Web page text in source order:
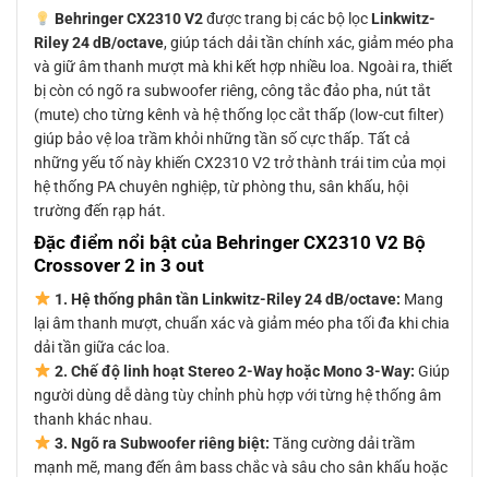
Behringer CX2310 V2được trang bị các bộ lọc Linkwitz-
Riley 24 dB/octave, giúp tách dải tần chính xác, giảm méo pha
và giữ âm thanh mượt mà khi kết hợp nhiều loa. Ngoài ra, thiết
bị còn có ngõ ra subwoofer riêng, công tắc đảo pha, nút tắt
(mute) cho từng kênh và hệ thống lọc cắt thấp (low-cut filter)
giúp bảo vệ loa trầm khỏi những tần số cực thấp. Tất cả
những yếu tố này khiến CX2310 V2 trở thành trái tim của mọi
hệ thống PA chuyên nghiệp, từ phòng thu, sân khấu, hội
trường đến rạp hát.
Đặc điểm nổi bật của Behringer CX2310 V2 Bộ
Crossover 2 in 3 out
1. Hệ thống phân tần Linkwitz-Riley 24 dB/octave: Mang
lại âm thanh mượt, chuẩn xác và giảm méo pha tối đa khi chia
dải tần giữa các loa.
2. Chế độ linh hoạt Stereo 2-Way hoặc Mono 3-Way: Giúp
người dùng dễ dàng tùy chỉnh phù hợp với từng hệ thống âm
thanh khác nhau.
3. Ngõ ra Subwoofer riêng biệt: Tăng cường dải trầm
mạnh mẽ, mang đến âm bass chắc và sâu cho sân khấu hoặc